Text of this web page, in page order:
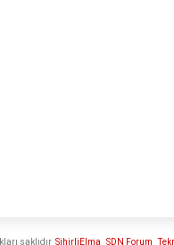
SihirliElma SDN Forum
saklıdır